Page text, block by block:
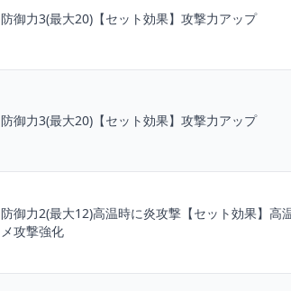
防御力3(最大20)【セット効果】攻撃力アップ
防御力3(最大20)【セット効果】攻撃力アップ
防御力2(最大12)高温時に炎攻撃【セット効果】高
メ攻撃強化